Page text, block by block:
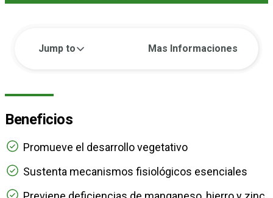
Jump to Mas Informaciones
Beneficios
Promueve el desarrollo vegetativo
Sustenta mecanismos fisiológicos esenciales